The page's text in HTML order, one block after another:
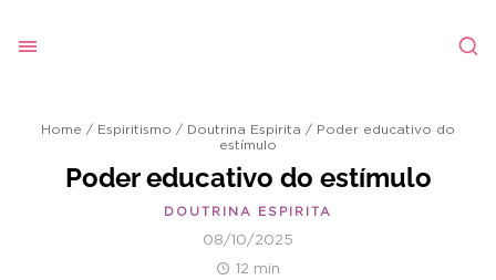
Home / Espiritismo / Doutrina Espirita / Poder educativo do
estímulo
Poder educativo do estímulo
DOUTRINA ESPIRITA
08/10/2025
12 min